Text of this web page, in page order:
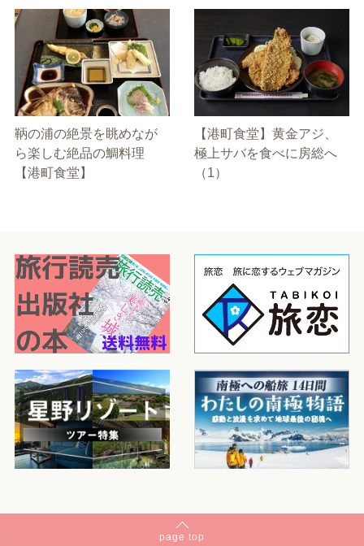
鞆の浦の絶景を眺めなが
ら楽しむ絶品の鯛料理
【港町食堂】
【港町食堂】黄金アジ、
極上サバを食べに房総へ
（1）
page top